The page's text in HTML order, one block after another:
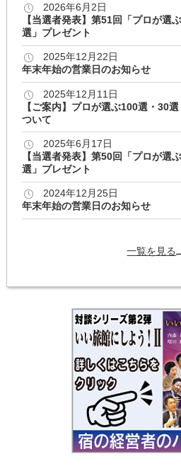
2026年6月2日
【当選者発表】第51回「プロが選
選」プレゼント
2025年12月22日
年末年始の営業日のお知らせ
2025年12月11日
【ご案内】プロが選ぶ100選・30
ついて
2025年6月17日
【当選者発表】第50回「プロが選
選」プレゼント
2024年12月25日
年末年始の営業日のお知らせ
一覧を見る